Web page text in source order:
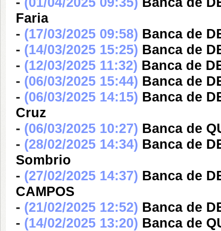
Faria
- (17/03/2025 09:58) Banca de
- (14/03/2025 15:25) Banca de
- (12/03/2025 11:32) Banca de
- (06/03/2025 15:44) Banca de
- (06/03/2025 14:15) Banca de
Cruz
- (06/03/2025 10:27) Banca de
- (28/02/2025 14:34) Banca de
Sombrio
- (27/02/2025 14:37) Banca de
CAMPOS
- (21/02/2025 12:52) Banca de
- (14/02/2025 13:20) Banca de